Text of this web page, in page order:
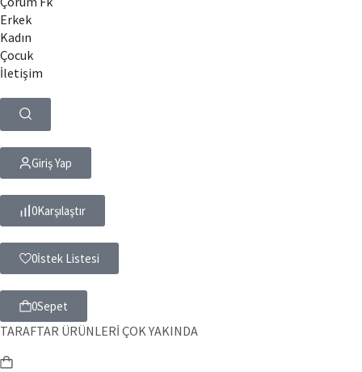
Erkek
Kadın
Çocuk
İletişim
Giriş Yap
0Karşılaştır
0İstek Listesi
0Sepet
TARAFTAR ÜRÜNLERİ ÇOK YAKINDA